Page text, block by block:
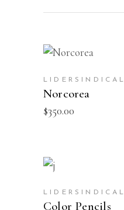
LIDERSINDICAL
Norcorea
$350.00
LIDERSINDICAL
Color Pencils